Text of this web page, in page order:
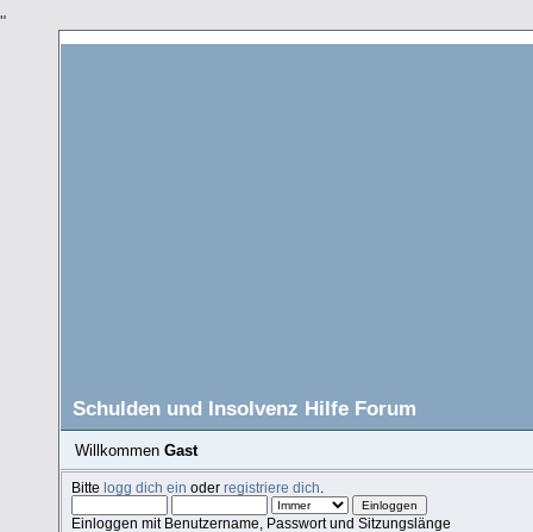
"
Schulden und Insolvenz Hilfe Forum
Willkommen Gast
Bittelogg dich ein oderregistriere dich
Einloggen mit Benutzername, Passwort und Sitzungslänge